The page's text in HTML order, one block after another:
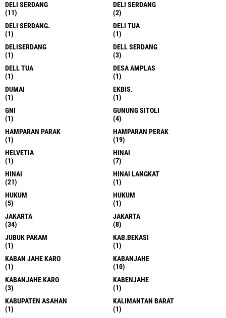
DELI SERDANG
(11)
DELI SERDANG
(2)
DELI SERDANG.
(1)
DELI TUA
(1)
DELISERDANG
(1)
DELL SERDANG
(3)
DELL TUA
(1)
DESA AMPLAS
(1)
DUMAI
(1)
EKBIS.
(1)
GNI
(1)
GUNUNG SITOLI
(4)
HAMPARAN PARAK
(1)
HAMPARAN PERAK
(19)
HELVETIA
(1)
HINAI
(7)
HINAI
(21)
HINAI LANGKAT
(1)
HUKUM
(5)
HUKUM
(1)
JAKARTA
(34)
JAKARTA
(8)
JUBUK PAKAM
(1)
KAB.BEKASI
(1)
KABAN JAHE KARO
(1)
KABANJAHE
(10)
KABANJAHE KARO
(3)
KABENJAHE
(1)
KABUPATEN ASAHAN
(1)
KALIMANTAN BARAT
(1)